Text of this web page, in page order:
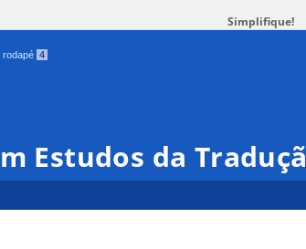
Simplifique!
rodapé 4
Estudos da